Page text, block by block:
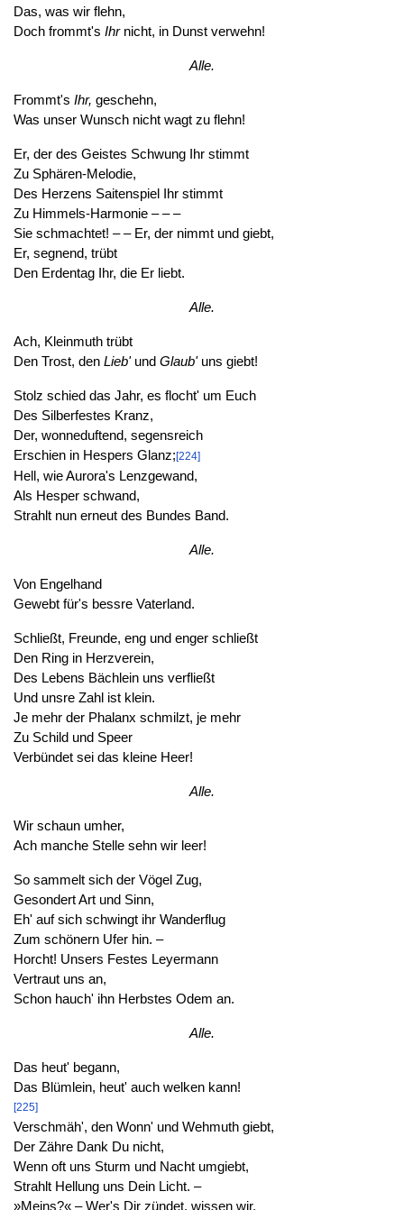
Das, was wir flehn,
Doch frommt's Ihrnicht, in Dunst verwehn!
Alle.
Frommt's Ihr, geschehn,
Was unser Wunsch nicht wagt zu flehn!
Er, der des Geistes Schwung Ihr stimmt
Zu Sphären-Melodie,
Des Herzens Saitenspiel Ihr stimmt
Zu Himmels-Harmonie – – –
Sie schmachtet! – – Er, der nimmt und giebt,
Er, segnend, trübt
Den Erdentag Ihr, die Er liebt.
Alle.
Ach, Kleinmuth trübt
Den Trost, den Lieb'und Glaub'uns giebt!
Stolz schied das Jahr, es flocht' um Euch
Des Silberfestes Kranz,
Der, wonneduftend, segensreich
Erschien in Hespers Glanz;[224]
Hell, wie Aurora's Lenzgewand,
Als Hesper schwand,
Strahlt nun erneut des Bundes Band.
Alle.
Von Engelhand
Gewebt für's bessre Vaterland.
Schließt, Freunde, eng und enger schließt
Den Ring in Herzverein,
Des Lebens Bächlein uns verfließt
Und unsre Zahl ist klein.
Je mehr der Phalanx schmilzt, je mehr
Zu Schild und Speer
Verbündet sei das kleine Heer!
Alle.
Wir schaun umher,
Ach manche Stelle sehn wir leer!
So sammelt sich der Vögel Zug,
Gesondert Art und Sinn,
Eh' auf sich schwingt ihr Wanderflug
Zum schönern Ufer hin. –
Horcht! Unsers Festes Leyermann
Vertraut uns an,
Schon hauch' ihn Herbstes Odem an.
Alle.
Das heut' begann,
Das Blümlein, heut' auch welken kann!
[225]
Verschmäh', den Wonn' und Wehmuth giebt,
Der Zähre Dank Du nicht,
Wenn oft uns Sturm und Nacht umgiebt,
Strahlt Hellung uns Dein Licht. –
»Meins?« – Wer's Dir zündet, wissen wir,